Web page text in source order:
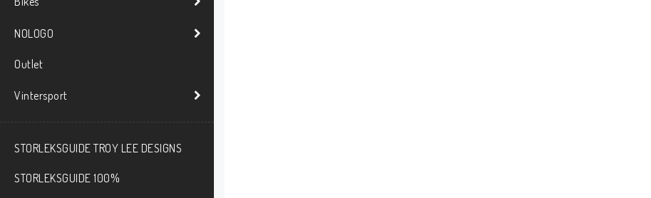
NOLOGO
Outlet
Vintersport
STORLEKSGUIDE TROY LEE DESIGNS
STORLEKSGUIDE 100%